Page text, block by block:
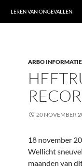
LEREN VAN ONGEVALLEN
ARBO
20 NOVEMBER
18 november
Wellicht
maanden van